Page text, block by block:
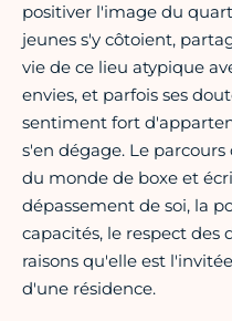
positiver l'image du
jeunes s'y côtoient,
vie de ce lieu atypique
envies, et parfois ses
sentiment fort
s'en dégage. Le
du monde de boxe et
dépassement de soi, la
capacités, le respect des
raisons qu'elle est
d'une résidence.